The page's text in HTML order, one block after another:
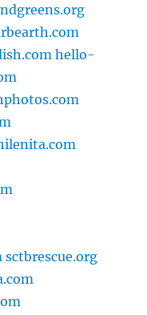
hello-
sctbrescue.org